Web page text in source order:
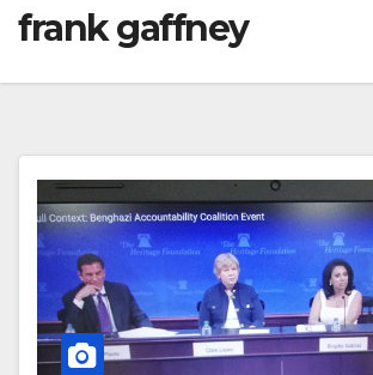
frank gaffney